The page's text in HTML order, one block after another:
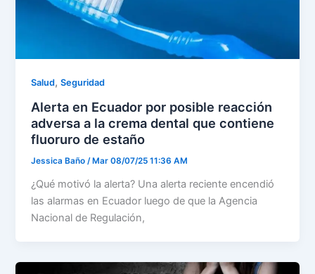
Salud,Seguridad
Alerta en Ecuador por posible reacción
adversa a la crema dental que contiene
fluoruro de estaño
Jessica Baño/ Mar 08/07/25 11:36 AM
¿Qué motivó la alerta? Una alerta reciente encendió
las alarmas en Ecuador luego de que la Agencia
Nacional de Regulación,